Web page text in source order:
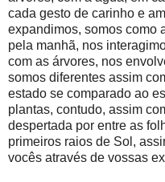
cada gesto de carinho e
expandimos, somos como
pela manhã, nos
com as árvores, nos
somos diferentes assim
estado se comparado ao
plantas, contudo, assim
despertada por entre as
primeiros raios de Sol,
vocês através de vossas